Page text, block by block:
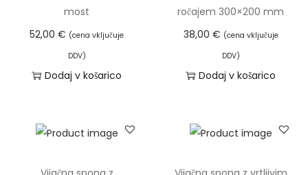
most
52,00€ (cena vključuje
DDV)
Dodaj v košarico
ročajem 300×200 mm
38,00 € (cena vključuje
DDV)
Dodaj v košarico